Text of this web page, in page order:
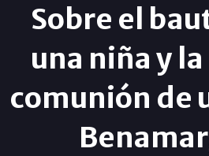
Sobre el
una niña y
comunión de